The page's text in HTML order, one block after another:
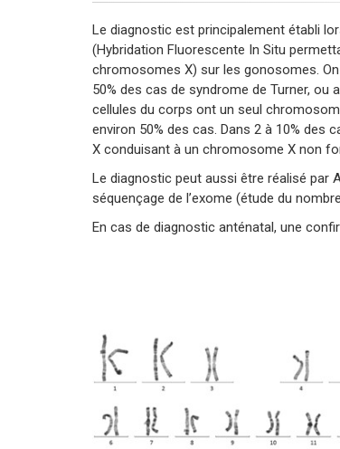
Le diagnostic est principalement établi
(Hybridation Fluorescente In Situ
chromosomes X) sur les gonosomes.
50% des cas de syndrome de Turner,
cellules du corps ont un seul
environ 50% des cas. Dans 2 à 10%
X conduisant à un chromosome X non
Le diagnostic peut aussi être réalisé par
séquençage de l’exome (étude du
En cas de diagnostic anténatal, une